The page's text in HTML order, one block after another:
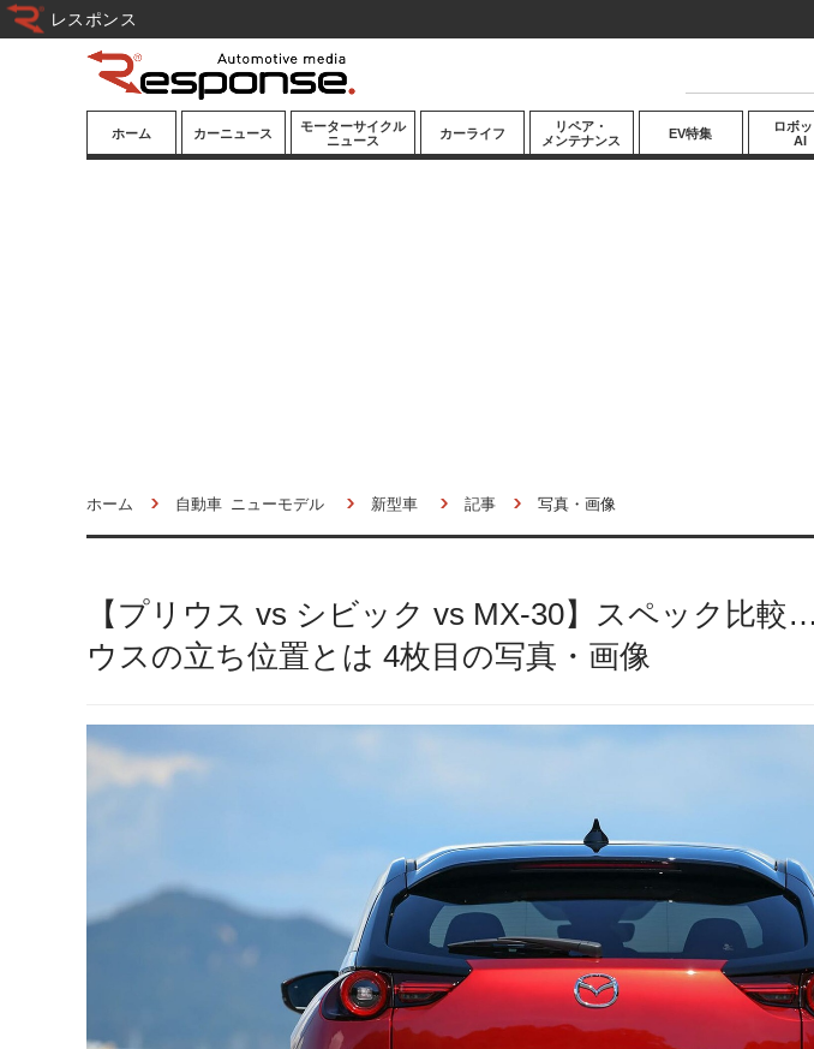
ホーム カーニュース
モーターサイクル
ニュース
カーライフ
リペア・
メンテナンス
EV特集
ロボッ
AI
ホーム 自動車 ニューモデル 新型車 記事 写真・画像
【プリウス vs シビック vs MX-30】スペック比較
ウスの立ち位置とは 4枚目の写真・画像
レスポンス